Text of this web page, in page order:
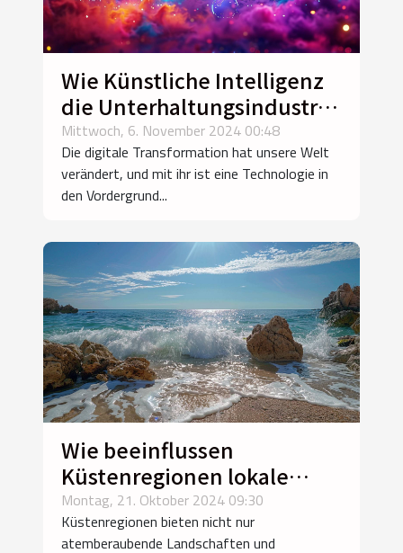
Wie Künstliche Intelligenz
die Unterhaltungsindustrie
revolutioniert
Mittwoch, 6. November 2024 00:48
Die digitale Transformation hat unsere Welt
verändert, und mit ihr ist eine Technologie in
den Vordergrund...
Wie beeinflussen
Küstenregionen lokale
Wetterphänomene?
Montag, 21. Oktober 2024 09:30
Küstenregionen bieten nicht nur
atemberaubende Landschaften und